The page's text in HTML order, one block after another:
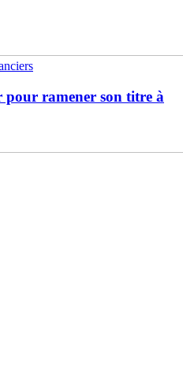
ramener son titre à